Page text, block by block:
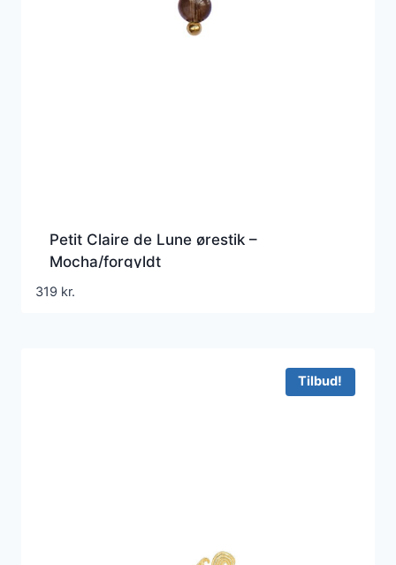
Petit Claire de Lune ørestik –
Mocha/forgyldt
319 kr.
Tilbud!